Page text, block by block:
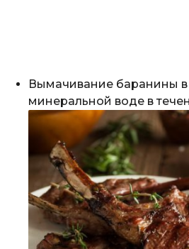
Вымачивание баранины в
минеральной воде в